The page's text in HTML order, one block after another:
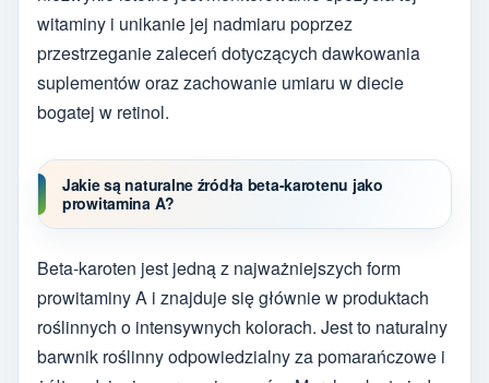
witaminy i unikanie jej nadmiaru poprzez
przestrzeganie zaleceń dotyczących dawkowania
suplementów oraz zachowanie umiaru w diecie
bogatej w retinol.
Jakie są naturalne źródła beta-karotenu jako
prowitamina A?
Beta-karoten jest jedną z najważniejszych form
prowitaminy A i znajduje się głównie w produktach
roślinnych o intensywnych kolorach. Jest to naturalny
barwnik roślinny odpowiedzialny za pomarańczowe i